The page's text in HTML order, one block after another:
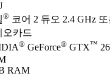
® 코어 2 듀오 2.4 GHz
오카드
® GeForce® GTX™
RAM